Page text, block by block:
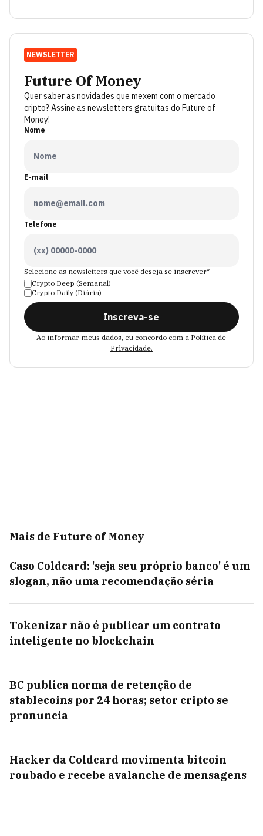
NEWSLETTER
Future Of Money
Quer saber as novidades que mexem com o mercado
cripto? Assine as newsletters gratuitas do Future of
Money!
Nome
E-mail
Telefone
Selecione as newsletters que você deseja se inscrever*
Crypto Deep (Semanal)
Crypto Daily (Diária)
Inscreva-se
Ao informar meus dados, eu concordo com a Política de
Privacidade.
Mais de Future of Money
Caso Coldcard: 'seja seu próprio banco' é um
slogan, não uma recomendação séria
Tokenizar não é publicar um contrato
inteligente no blockchain
BC publica norma de retenção de
stablecoins por 24 horas; setor cripto se
pronuncia
Hacker da Coldcard movimenta bitcoin
roubado e recebe avalanche de mensagens